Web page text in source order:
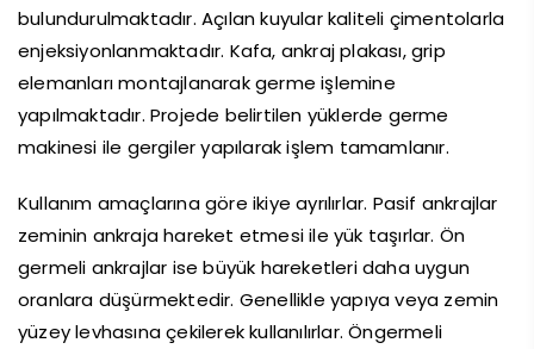
bulundurulmaktadır. Açılan kuyular kaliteli çimentolarla
enjeksiyonlanmaktadır. Kafa, ankraj plakası, grip
elemanları montajlanarak germe işlemine
yapılmaktadır. Projede belirtilen yüklerde germe
makinesi ile gergiler yapılarak işlem tamamlanır.
Kullanım amaçlarına göre ikiye ayrılırlar. Pasif ankrajlar
zeminin ankraja hareket etmesi ile yük taşırlar. Ön
germeli ankrajlar ise büyük hareketleri daha uygun
oranlara düşürmektedir. Genellikle yapıya veya zemin
yüzey levhasına çekilerek kullanılırlar. Öngermeli